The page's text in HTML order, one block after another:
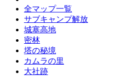
全マップ一覧
サブキャンプ解放
城塞高地
密林
塔の秘境
カムラの里
大社跡